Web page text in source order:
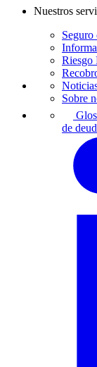
Nuestros
Seguro
Riesgo
Sobre
de